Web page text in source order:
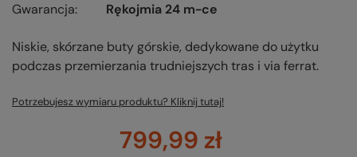
Gwarancja
Rękojmia 24 m-ce
Niskie, skórzane buty górskie, dedykowane do użytku
podczas przemierzania trudniejszych tras i via ferrat.
Potrzebujesz wymiaru produktu? Kliknij tutaj!
799,99 zł